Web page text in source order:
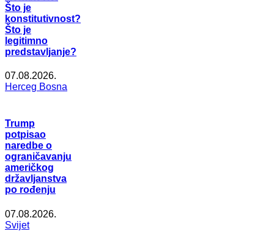
Što je
konstitutivnost?
Što je
legitimno
predstavljanje?
07.08.2026.
Herceg Bosna
Trump
potpisao
naredbe o
ograničavanju
američkog
državljanstva
po rođenju
07.08.2026.
Svijet